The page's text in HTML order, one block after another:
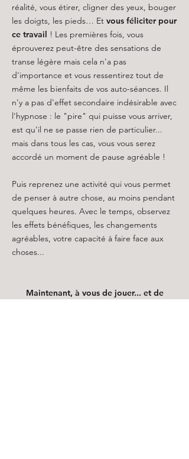
réalité, vous étirer, cligner des yeux, bouger
les doigts, les pieds… Et vous féliciter pour
ce travail ! Les premières fois, vous
éprouverez peut-être des sensations de
transe légère mais cela n'a pas
d'importance et vous ressentirez tout de
même les bienfaits de vos auto-séances. Il
n'y a pas d'effet secondaire indésirable avec
l'hypnose : le "pire" qui puisse vous arriver,
est qu'il ne se passe rien de particulier...
mais dans tous les cas, vous vous serez
accordé un moment de pause agréable !
Puis reprenez une activité qui vous permet
de penser à autre chose, au moins pendant
quelques heures. Avec le temps, observez
les effets bénéfiques, les changements
agréables, votre capacité à faire face aux
choses...
Maintenant, à vous de jouer... et de